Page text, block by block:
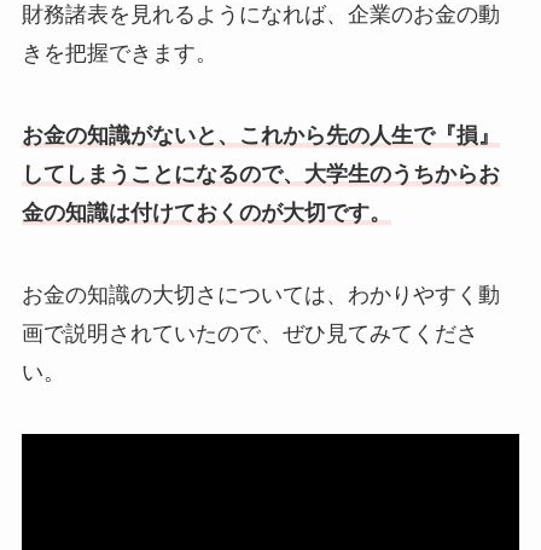
財務諸表を見れるようになれば、企業のお金の動
きを把握できます。
お金の知識がないと、これから先の人生で『損』
してしまうことになるので、大学生のうちからお
金の知識は付けておくのが大切です。
お金の知識の大切さについては、わかりやすく動
画で説明されていたので、ぜひ見てみてくださ
い。